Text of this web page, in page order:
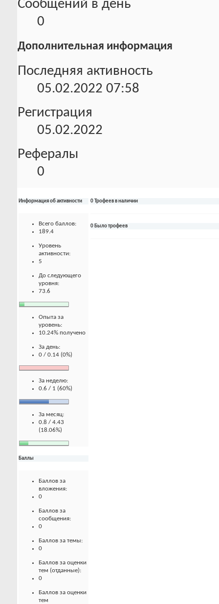
Сообщений в день
0
Дополнительная информация
Последняя активность
05.02.2022 07:58
Регистрация
05.02.2022
Рефералы
0
Информация об активности
Всего баллов:
189.4
Уровень
активности:
5
До следующего
уровня:
73.6
Опыта за
уровень:
10.24% получено
За день:
0 / 0.14 (0%)
За неделю:
0.6 / 1 (60%)
За месяц:
0.8 / 4.43
(18.06%)
Баллы
Баллов за
вложения:
0
Баллов за
сообщения:
0
Баллов за темы:
0
Баллов за оценки
тем (отданные):
0
Баллов за оценки
тем
0 Трофеев в наличии
0 Было трофеев